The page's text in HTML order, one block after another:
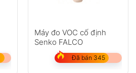
Máy đo VOC cố định
Senko FALCO
Đã bán 345